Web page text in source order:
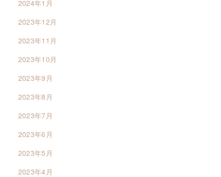
2024年1月
2023年12月
2023年11月
2023年10月
2023年9月
2023年8月
2023年7月
2023年6月
2023年5月
2023年4月